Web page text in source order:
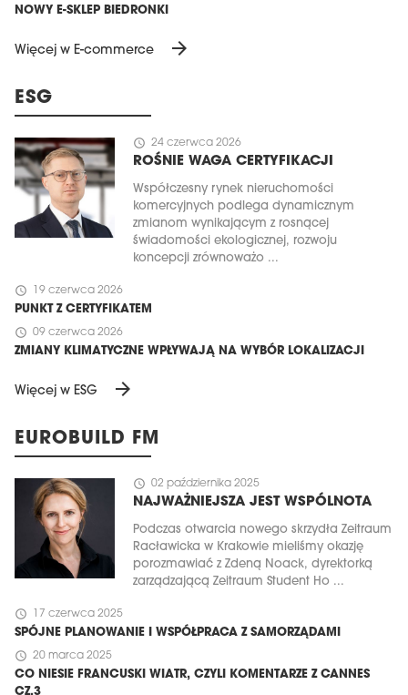
NOWY E-SKLEP BIEDRONKI
Więcej w E-commerce arrow_forward
ESG
schedule 24 czerwca 2026
ROŚNIE WAGA CERTYFIKACJI
Współczesny rynek nieruchomości
komercyjnych podlega dynamicznym
zmianom wynikającym z rosnącej
świadomości ekologicznej, rozwoju
koncepcji zrównoważo ...
schedule 19 czerwca 2026
PUNKT Z CERTYFIKATEM
schedule 09 czerwca 2026
ZMIANY KLIMATYCZNE WPŁYWAJĄ NA WYBÓR LOKALIZACJI
Więcej w ESG arrow_forward
EUROBUILD FM
schedule 02 października 2025
NAJWAŻNIEJSZA JEST WSPÓLNOTA
Podczas otwarcia nowego skrzydła Zeitraum
Racławicka w Krakowie mieliśmy okazję
porozmawiać z Zdeną Noack, dyrektorką
zarządzającą Zeitraum Student Ho ...
schedule 17 czerwca 2025
SPÓJNE PLANOWANIE I WSPÓŁPRACA Z SAMORZĄDAMI
schedule 20 marca 2025
CO NIESIE FRANCUSKI WIATR, CZYLI KOMENTARZE Z CANNES
CZ.3